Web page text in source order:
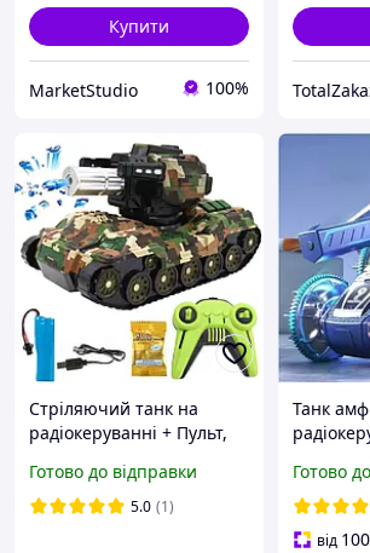
Купити
MarketStudio 100%
Стріляючий танк на
радіокеруванні + Пульт,
танк на пульті управління
/ Дитячий танк
Готово до відправки
5.0 (1)
Танк
всюдихід
сторони,
акуму
Готово
від 100